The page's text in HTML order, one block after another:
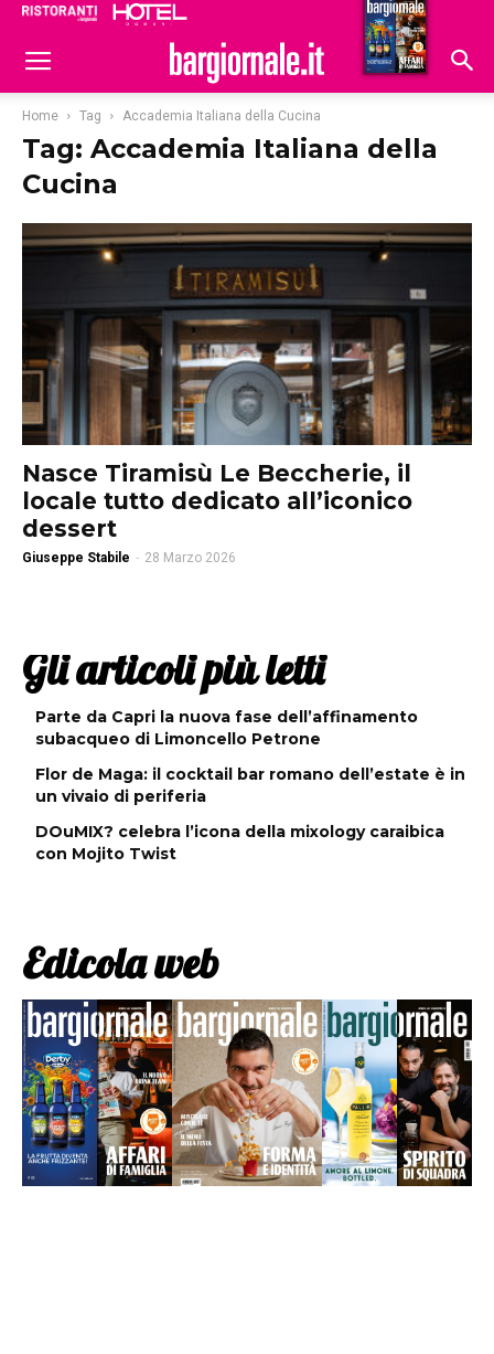
Hoteldomani
Home Tag Accademia Italiana della Cucina
Tag: Accademia Italiana della
Cucina
Nasce Tiramisù Le Beccherie, il
locale tutto dedicato all’iconico
dessert
Giuseppe Stabile - 28 Marzo 2026
Gli articoli più letti
Parte da Capri la nuova fase dell’affinamento
subacqueo di Limoncello Petrone
Flor de Maga: il cocktail bar romano dell’estate è in
un vivaio di periferia
DOuMIX? celebra l’icona della mixology caraibica
con Mojito Twist
Edicola web